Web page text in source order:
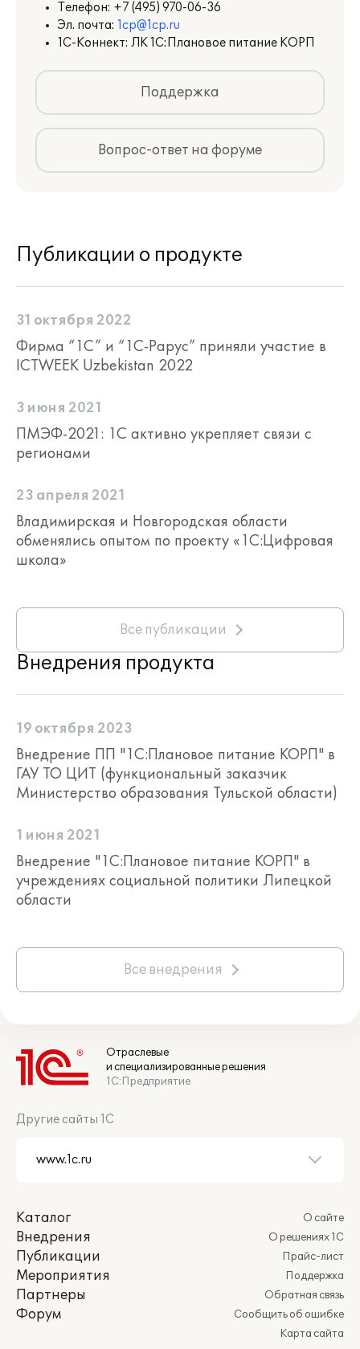
Телефон: +7 (495) 970-06-36
Эл. почта: 1cp@1cp.ru
1С-Коннект: ЛК 1С:Плановое питание КОРП
Поддержка
Вопрос-ответ на форуме
Публикации о продукте
31 октября 2022
Фирма “1С” и “1С-Рарус” приняли участие в
ICTWEEK Uzbekistan 2022
3 июня 2021
ПМЭФ-2021: 1С активно укрепляет связи с
регионами
23 апреля 2021
Владимирская и Новгородская области
обменялись опытом по проекту «1С:Цифровая
школа»
Все публикации
Внедрения продукта
19 октября 2023
Внедрение ПП "1С:Плановое питание КОРП" в
ГАУ ТО ЦИТ (функциональный заказчик
Министерство образования Тульской области)
1 июня 2021
Внедрение "1С:Плановое питание КОРП" в
учреждениях социальной политики Липецкой
области
Все внедрения
Отраслевые
и специализированные решения
1С:Предприятие
Другие сайты 1С
Каталог
Внедрения
Публикации
Мероприятия
Партнеры
Форум
О сайте
О решениях 1С
Прайс-лист
Поддержка
Обратная связь
Сообщить об ошибке
Карта сайта